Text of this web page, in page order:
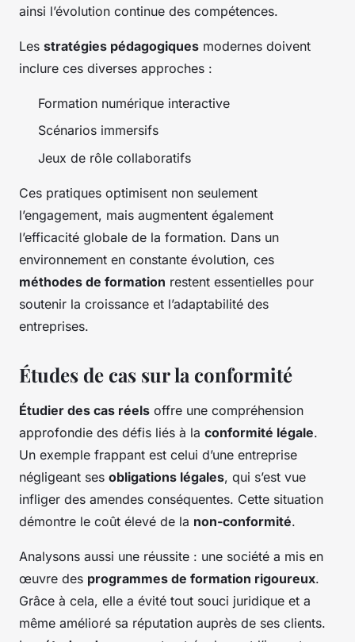
ainsi l’évolution continue des compétences.
Les stratégies pédagogiques modernes doivent
inclure ces diverses approches :
Formation numérique interactive
Scénarios immersifs
Jeux de rôle collaboratifs
Ces pratiques optimisent non seulement
l’engagement, mais augmentent également
l’efficacité globale de la formation. Dans un
environnement en constante évolution, ces
méthodes de formation restent essentielles pour
soutenir la croissance et l’adaptabilité des
entreprises.
Études de cas sur la conformité
Étudier des cas réels offre une compréhension
approfondie des défis liés à la conformité légale.
Un exemple frappant est celui d’une entreprise
négligeant ses obligations légales, qui s’est vue
infliger des amendes conséquentes. Cette situation
démontre le coût élevé de la non-conformité.
Analysons aussi une réussite : une société a mis en
œuvre des programmes de formation rigoureux.
Grâce à cela, elle a évité tout souci juridique et a
même amélioré sa réputation auprès de ses clients.